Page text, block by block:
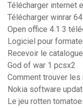
Télécharger internet
Télécharger winrar
Open office 4.1 3
Logiciel pour
Recevoir le
God of war 1 pcsx2
Comment trouver
Nokia software
Le jeu rotten